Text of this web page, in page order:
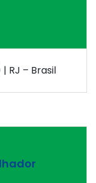
RJ – Brasil